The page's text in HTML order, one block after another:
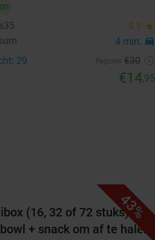
9.1 star
4 min. directions_car
29 €30
€14,95
43%
(16, 32 of 72 stuks) of
+ snack om af te halen